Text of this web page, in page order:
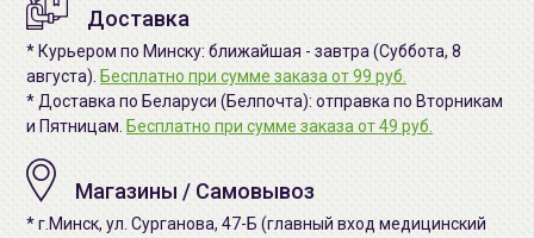
Доставка
* Курьером по Минску: ближайшая - завтра (Суббота, 8
августа). Бесплатно при сумме заказа от 99 руб.
* Доставка по Беларуси (Белпочта): отправка по Вторникам
и Пятницам. Бесплатно при сумме заказа от 49 руб.
Магазины / Самовывоз
* г.Минск, ул. Сурганова, 47-Б (главный вход медицинский